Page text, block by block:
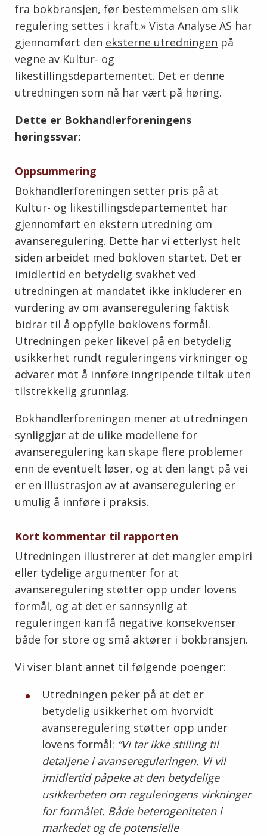
fra bokbransjen, før bestemmelsen om slik
regulering settes i kraft.» Vista Analyse AS har
gjennomført den eksterne utredningen på
vegne av Kultur- og
likestillingsdepartementet. Det er denne
utredningen som nå har vært på høring.
Dette er Bokhandlerforeningens
høringssvar:
Oppsummering
Bokhandlerforeningen setter pris på at
Kultur- og likestillingsdepartementet har
gjennomført en ekstern utredning om
avanseregulering. Dette har vi etterlyst helt
siden arbeidet med bokloven startet. Det er
imidlertid en betydelig svakhet ved
utredningen at mandatet ikke inkluderer en
vurdering av om avanseregulering faktisk
bidrar til å oppfylle boklovens formål.
Utredningen peker likevel på en betydelig
usikkerhet rundt reguleringens virkninger og
advarer mot å innføre inngripende tiltak uten
tilstrekkelig grunnlag.
Bokhandlerforeningen mener at utredningen
synliggjør at de ulike modellene for
avanseregulering kan skape flere problemer
enn de eventuelt løser, og at den langt på vei
er en illustrasjon av at avanseregulering er
umulig å innføre i praksis.
Kort kommentar til rapporten
Utredningen illustrerer at det mangler empiri
eller tydelige argumenter for at
avanseregulering støtter opp under lovens
formål, og at det er sannsynlig at
reguleringen kan få negative konsekvenser
både for store og små aktører i bokbransjen.
Vi viser blant annet til følgende poenger:
Utredningen peker på at det er
betydelig usikkerhet om hvorvidt
avanseregulering støtter opp under
lovens formål: “Vi tar ikke stilling til
detaljene i avansereguleringen. Vi vil
imidlertid påpeke at den betydelige
usikkerheten om reguleringens virkninger
for formålet. Både heterogeniteten i
markedet og de potensielle